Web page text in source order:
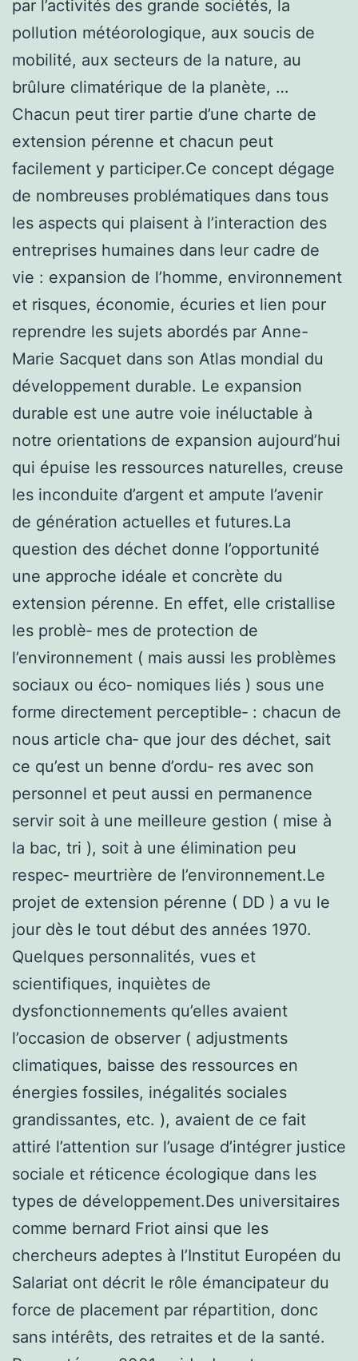
par l’activités des grande sociétés, la
pollution météorologique, aux soucis de
mobilité, aux secteurs de la nature, au
brûlure climatérique de la planète, …
Chacun peut tirer partie d’une charte de
extension pérenne et chacun peut
facilement y participer.Ce concept dégage
de nombreuses problématiques dans tous
les aspects qui plaisent à l’interaction des
entreprises humaines dans leur cadre de
vie : expansion de l’homme, environnement
et risques, économie, écuries et lien pour
reprendre les sujets abordés par Anne-
Marie Sacquet dans son Atlas mondial du
développement durable. Le expansion
durable est une autre voie inéluctable à
notre orientations de expansion aujourd’hui
qui épuise les ressources naturelles, creuse
les inconduite d’argent et ampute l’avenir
de génération actuelles et futures.La
question des déchet donne l’opportunité
une approche idéale et concrète du
extension pérenne. En effet, elle cristallise
les problè‑ mes de protection de
l’environnement ( mais aussi les problèmes
sociaux ou éco‑ nomiques liés ) sous une
forme directement perceptible‑ : chacun de
nous article cha‑ que jour des déchet, sait
ce qu’est un benne d’ordu‑ res avec son
personnel et peut aussi en permanence
servir soit à une meilleure gestion ( mise à
la bac, tri ), soit à une élimination peu
respec‑ meurtrière de l’environnement.Le
projet de extension pérenne ( DD ) a vu le
jour dès le tout début des années 1970.
Quelques personnalités, vues et
scientifiques, inquiètes de
dysfonctionnements qu’elles avaient
l’occasion de observer ( adjustments
climatiques, baisse des ressources en
énergies fossiles, inégalités sociales
grandissantes, etc. ), avaient de ce fait
attiré l’attention sur l’usage d’intégrer justice
sociale et réticence écologique dans les
types de développement.Des universitaires
comme bernard Friot ainsi que les
chercheurs adeptes à l’Institut Européen du
Salariat ont décrit le rôle émancipateur du
force de placement par répartition, donc
sans intérêts, des retraites et de la santé.